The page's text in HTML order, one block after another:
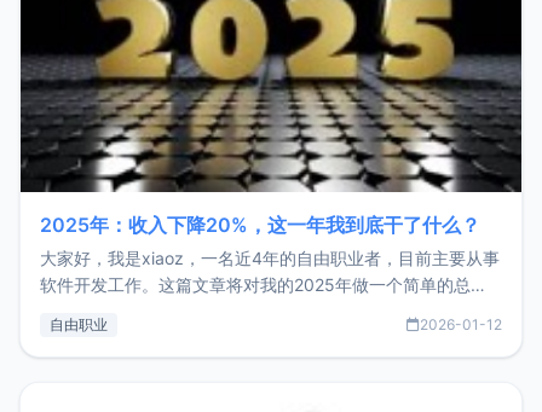
2025年：收入下降20%，这一年我到底干了什么？
大家好，我是xiaoz，一名近4年的自由职业者，目前主要从事
软件开发工作。这篇文章将对我的2025年做一个简单的总
收入下降20%，但却过得很充实，2026年不求突破，但求保
自由职业 2026-01-12